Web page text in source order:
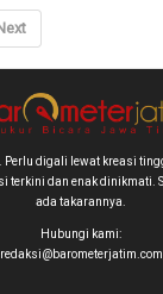
Perlu digali lewat kreasi
terkini dan enak dinikmati.
ada takarannya.
Hubungi kami:
redaksi@barometerjatim.com